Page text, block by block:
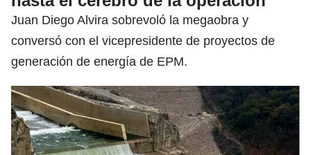
Juan Diego Alvira sobrevoló la megaobra y
conversó con el vicepresidente de proyectos de
generación de energía de EPM.